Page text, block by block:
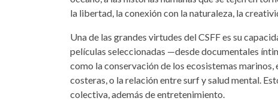
la libertad, la conexión con la naturaleza, la
Una de las grandes virtudes del CSFF es su
películas seleccionadas —desde documentales
como la conservación de los ecosistemas
costeras, o la relación entre surf y salud mental.
colectiva, además de entretenimiento.